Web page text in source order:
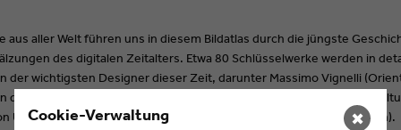
aus aller Welt führen uns in diesem Bildatlas durch die jüngste
des digitalen Zeitalters. Etwa 80 Schlüsselwerke werden in
der wichtigsten Designer dieser Zeit, darunter Massimo Vignelli
der Lufthansa), Paula Scher (Logo der Citibank), Neville Brody
Uniqlo) und Stefan Sagmeister (Plakate mit handschriftlichen Texten).
Cookie-Verwaltung ✖